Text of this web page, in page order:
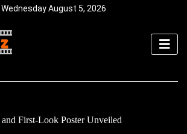
Wednesday August 5, 2026
First-Look Poster Unveiled